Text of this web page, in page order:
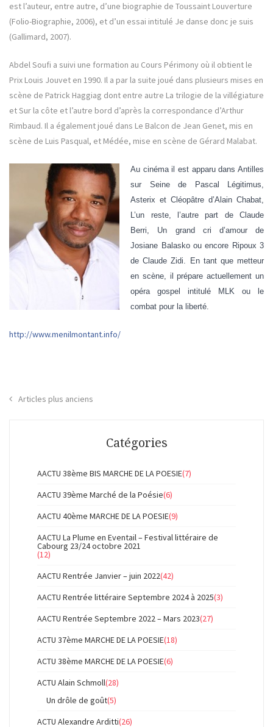
est l’auteur, entre autre, d’une biographie de Toussaint Louverture
(Folio-Biographie, 2006), et d’un essai intitulé Je danse donc je suis
(Gallimard, 2007).
Abdel Soufi a suivi une formation au Cours Périmony où il obtient le
Prix Louis Jouvet en 1990. Il a par la suite joué dans plusieurs mises en
scène de Patrick Haggiag dont entre autre La trilogie de la villégiature
et Sur la côte et l’autre bord d’après la correspondance d’Arthur
Rimbaud. Il a également joué dans Le Balcon de Jean Genet, mis en
scène de Luis Pasqual, et Médée, mise en scène de Gérard Malabat.
Au cinéma il est apparu dans Antilles
sur Seine de Pascal Légitimus,
Asterix et Cléopâtre d’Alain Chabat,
L’un reste, l’autre part de Claude
Berri, Un grand cri d’amour de
Josiane Balasko ou encore Ripoux 3
de Claude Zidi. En tant que metteur
en scène, il prépare actuellement un
opéra gospel intitulé MLK ou le
combat pour la liberté.
http://www.menilmontant.info/
Articles plus anciens
Catégories
AACTU 38ème BIS MARCHE DE LA POESIE(7)
AACTU 39ème Marché de la Poésie(6)
AACTU 40ème MARCHE DE LA POESIE(9)
AACTU La Plume en Eventail – Festival littéraire de
Cabourg 23/24 octobre 2021
(12)
AACTU Rentrée Janvier – juin 2022(42)
AACTU Rentrée littéraire Septembre 2024 à 2025(3)
AACTU Rentrée Septembre 2022 – Mars 2023(27)
ACTU 37ème MARCHE DE LA POESIE(18)
ACTU 38ème MARCHE DE LA POESIE(6)
ACTU Alain Schmoll(28)
Un drôle de goût(5)
ACTU Alexandre Arditti(26)